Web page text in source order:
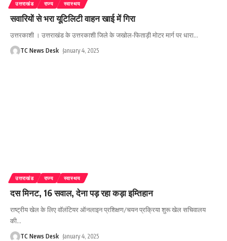
उत्तराखंड राज्य स्वास्थय
सवारियों से भरा यूटिलिटी वाहन खाई में गिरा
उत्तरकाशी । उत्तराखंड के उत्तरकाशी जिले के जखोल-फिताड़ी मोटर मार्ग पर धारा…
TC News Desk January 4, 2025
उत्तराखंड राज्य स्वास्थय
दस मिनट, 16 सवाल, देना पड़ रहा कड़ा इम्तिहान
राष्ट्रीय खेल के लिए वॉलंटियर ऑनलाइन प्रशिक्षण/चयन प्रक्रिया शुरू खेल सचिवालय
की…
TC News Desk January 4, 2025